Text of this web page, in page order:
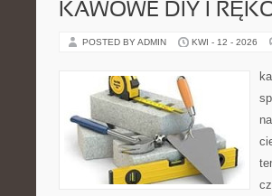
KAWOWE DIY I
POSTED BY ADMIN KWI - 12 - 2026